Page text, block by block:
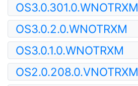
OS3.0.301.0.WNOTRXM
OS3.0.2.0.WNOTRXM
OS3.0.1.0.WNOTRXM
OS2.0.208.0.VNOTRXM